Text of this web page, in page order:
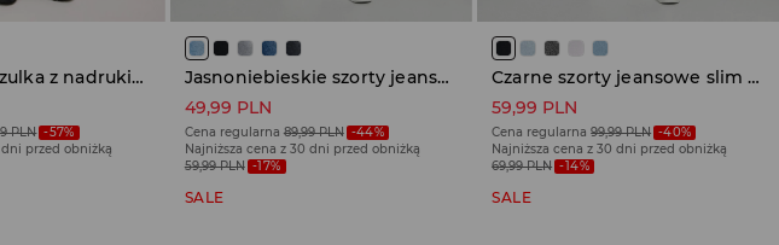
Kremowa koszulka z nadrukiem Evrd Service
PLN -57%
dni przed obniżką
Jasnoniebieskie szorty jeansowe slim fit z efektem sprania
49,99 PLN
Cena regularna 89,99 PLN -44%
Najniższa cena z 30 dni przed obniżką
59,99 PLN -17%
SALE
Czarne szorty jeansowe slim fit basic z przetarciami
59,99 PLN
Cena regularna 99,99 PLN -40%
Najniższa cena z 30 dni przed obniżką
69,99 PLN -14%
SALE